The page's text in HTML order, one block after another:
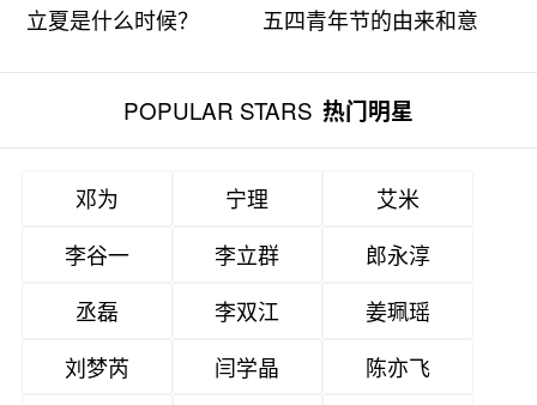
漫谈
立夏是什么时候？
漫谈
五四青年节的由来和意
POPULAR STARS 热门明星
邓为 宁理
艾米
李谷一
李立群
郎永淳
丞磊
李双江
姜珮瑶
刘梦芮
闫学晶
陈亦飞